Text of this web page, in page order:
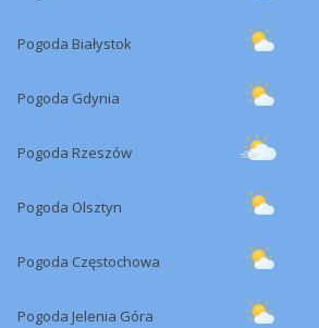
Pogoda Białystok
Pogoda Gdynia
Pogoda Rzeszów
Pogoda Olsztyn
Pogoda Częstochowa
Pogoda Jelenia Góra